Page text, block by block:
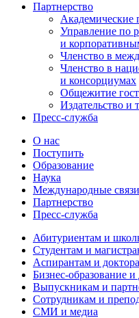
Партнерство
Академические
Управление по
и
Членство в
Членство в
и консорциумах
Общежитие
Издательство
Пресс-служба
О нас
Поступить
Образование
Наука
Международные связи
Партнерство
Пресс-служба
Абитуриентам и
Студентам и
Аспирантам и
Бизнес-образование
Выпускникам и
Сотрудникам и
СМИ и медиа